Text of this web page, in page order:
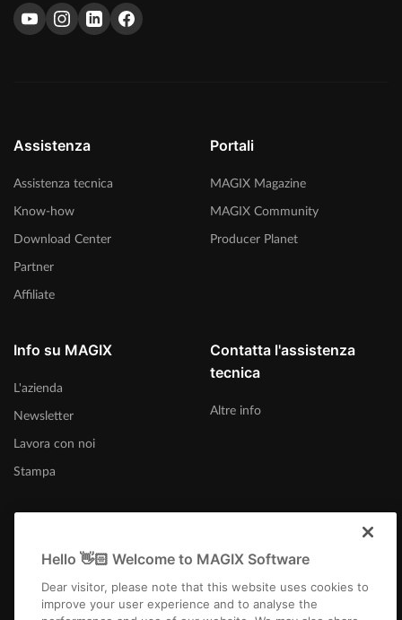
Assistenza
Assistenza tecnica
Know-how
Download Center
Partner
Affiliate
Portali
MAGIX Magazine
MAGIX Community
Producer Planet
Info su MAGIX
L'azienda
Newsletter
Lavora con noi
Stampa
Contatta l'assistenza
tecnica
Altre info
Italia
Hello 👋🏻 Welcome to MAGIX Software
Dear visitor, please note that this website uses cookies to
improve your user experience and to analyse the